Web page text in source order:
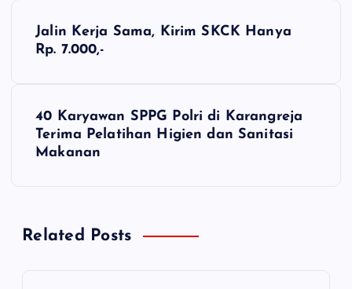
N
s
Jalin Kerja Sama, Kirim SKCK Hanya
Rp. 7.000,-
40 Karyawan SPPG Polri di Karangreja
Terima Pelatihan Higien dan Sanitasi
Makanan
Related Posts